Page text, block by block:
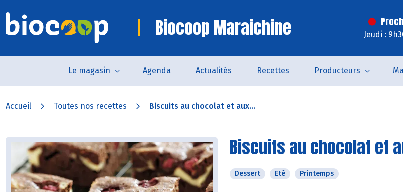
Biocoop Maraichine Jeudi :
Le magasin Agenda Actualités Recettes Producteurs
Accueil Toutes nos recettes Biscuits au chocolat et aux...
Biscuits au chocolat et
Dessert Eté Printemps